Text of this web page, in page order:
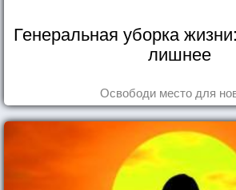
Генеральная уборка
лишнее
Освободи место для